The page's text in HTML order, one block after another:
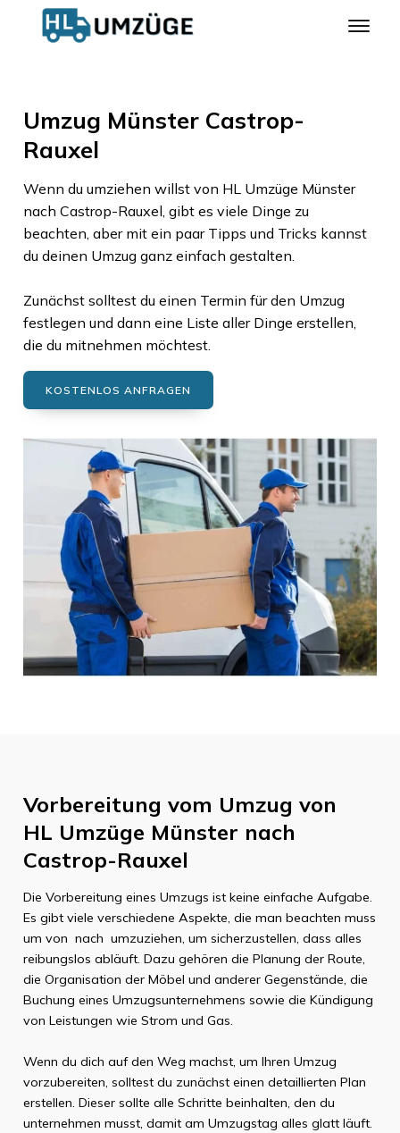
Umzug Münster Castrop-
Rauxel
Wenn du umziehen willst von HL Umzüge Münster
nach Castrop-Rauxel, gibt es viele Dinge zu
beachten, aber mit ein paar Tipps und Tricks kannst
du deinen Umzug ganz einfach gestalten.
Zunächst solltest du einen Termin für den Umzug
festlegen und dann eine Liste aller Dinge erstellen,
die du mitnehmen möchtest.
KOSTENLOS ANFRAGEN
Vorbereitung vom Umzug von
HL Umzüge Münster nach
Castrop-Rauxel
Die Vorbereitung eines Umzugs ist keine einfache Aufgabe.
Es gibt viele verschiedene Aspekte, die man beachten muss
um von nach umzuziehen, um sicherzustellen, dass alles
reibungslos abläuft. Dazu gehören die Planung der Route,
die Organisation der Möbel und anderer Gegenstände, die
Buchung eines Umzugsunternehmens sowie die Kündigung
von Leistungen wie Strom und Gas.
Wenn du dich auf den Weg machst, um Ihren Umzug
vorzubereiten, solltest du zunächst einen detaillierten Plan
erstellen. Dieser sollte alle Schritte beinhalten, den du
unternehmen musst, damit am Umzugstag alles glatt läuft.